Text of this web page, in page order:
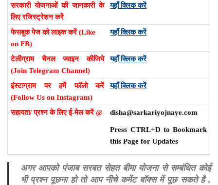
सरकारी योजनाओं की जानकारी के
लिए रजिस्ट्रेशन करें
यहाँ क्लिक करें
फेसबुक पेज को लाइक करें (Like
on FB)
यहाँ क्लिक करें
टेलीग्राम चैनल ज्वाइन कीजिये
(Join Telegram Channel)
यहाँ क्लिक करें
इंस्टाग्राम पर हमें फॉलो करें
(Follow Us on Instagram)
यहाँ क्लिक करें
सहायता/ प्रश्न के लिए ई-मेल करें @ disha@sarkariyojnaye.com
Press CTRL+D to Bookmark
this Page for Updates
अगर आपको पंजाब सरबत सेहत बीमा योजना से सम्बंधित कोई
भी प्रश्न पूछना हो तो आप नीचे कमेंट बॉक्स में पूछ सकते है ,